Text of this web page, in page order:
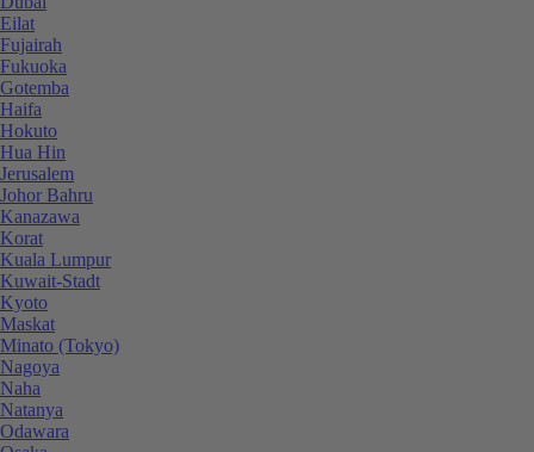
Eilat
Fujairah
Fukuoka
Gotemba
Haifa
Hokuto
Hua Hin
Jerusalem
Johor Bahru
Kanazawa
Korat
Kuala Lumpur
Kuwait-Stadt
Kyoto
Maskat
Minato (Tokyo)
Nagoya
Naha
Natanya
Odawara